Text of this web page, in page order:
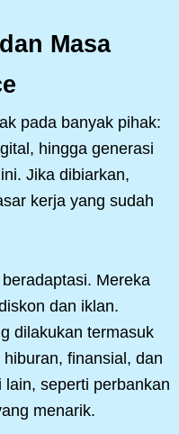
Masa
pada banyak pihak:
hingga generasi
Jika dibiarkan,
kerja yang sudah
Mereka
dan iklan.
dilakukan termasuk
finansial, dan
seperti perbankan
menarik.